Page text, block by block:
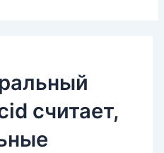
считает,